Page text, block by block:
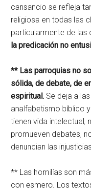
cansancio se refleja
religiosa en todas las
particularmente de las
la predicación no
** Las parroquias no
sólida, de debate, de
espiritual. Se deja a
analfabetismo bíblico
tienen vida intelectual,
promueven debates,
denuncian las
** Las homilías son
con esmero. Los